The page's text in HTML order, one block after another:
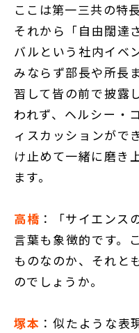
ここは第一三共の特
それから「自由闊達
バルという社内イベ
みならず部長や所長
習して皆の前で披露
われず、ヘルシー・
ィスカッションがで
け止めて一緒に磨き
ます。
高橋 ：「サイエンス
言葉も象徴的です。
ものなのか、それと
のでしょうか。
塚本 ：似たような